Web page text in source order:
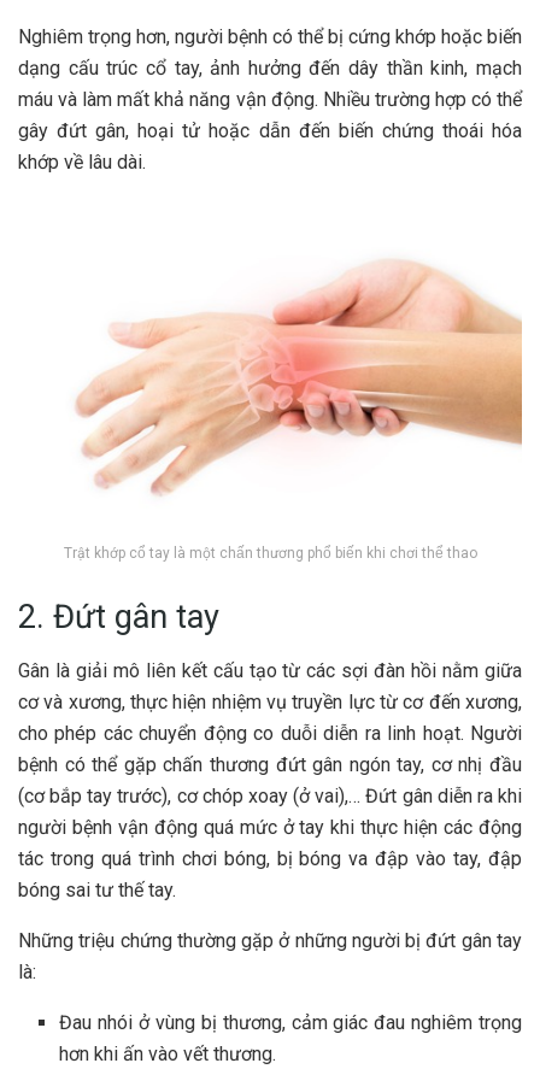
Nghiêm trọng hơn, người bệnh có thể bị cứng khớp hoặc biến
dạng cấu trúc cổ tay, ảnh hưởng đến dây thần kinh, mạch
máu và làm mất khả năng vận động. Nhiều trường hợp có thể
gây đứt gân, hoại tử hoặc dẫn đến biến chứng thoái hóa
khớp về lâu dài.
Trật khớp cổ tay là một chấn thương phổ biến khi chơi thể thao
2. Đứt gân tay
Gân là giải mô liên kết cấu tạo từ các sợi đàn hồi nằm giữa
cơ và xương, thực hiện nhiệm vụ truyền lực từ cơ đến xương,
cho phép các chuyển động co duỗi diễn ra linh hoạt. Người
bệnh có thể gặp chấn thương đứt gân ngón tay, cơ nhị đầu
(cơ bắp tay trước), cơ chóp xoay (ở vai),… Đứt gân diễn ra khi
người bệnh vận động quá mức ở tay khi thực hiện các động
tác trong quá trình chơi bóng, bị bóng va đập vào tay, đập
bóng sai tư thế tay.
Những triệu chứng thường gặp ở những người bị đứt gân tay
là:
Đau nhói ở vùng bị thương, cảm giác đau nghiêm trọng
hơn khi ấn vào vết thương.